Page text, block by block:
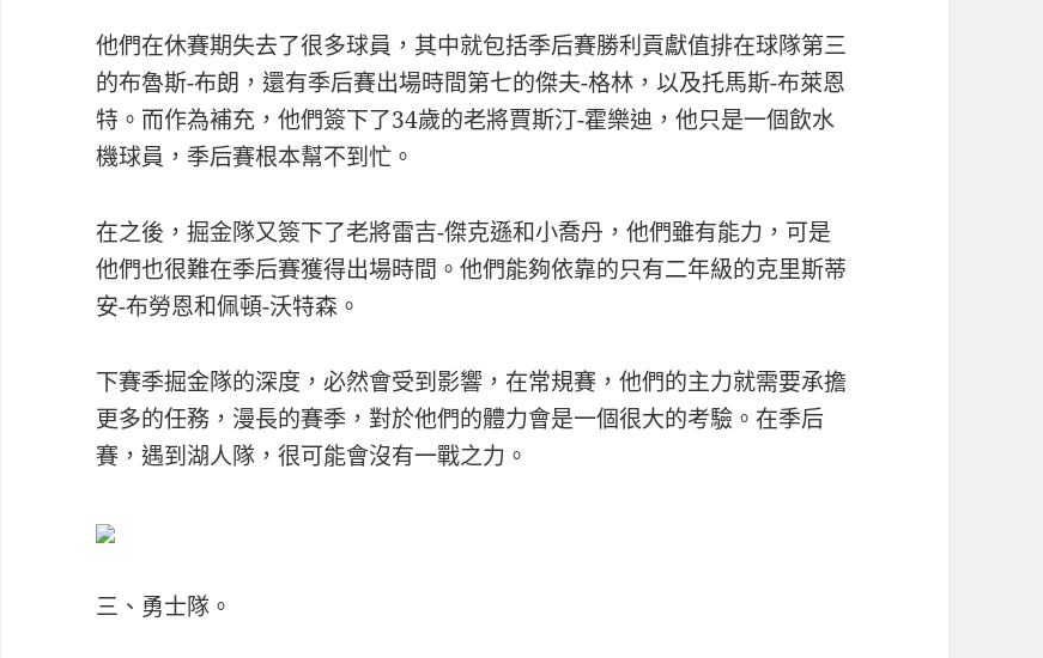
他們在休賽期失去了很多球員，其中就包括季后賽勝利貢獻值排在球隊第三
的布魯斯-布朗，還有季后賽出場時間第七的傑夫-格林，以及托馬斯-布萊恩
特。而作為補充，他們簽下了34歲的老將賈斯汀-霍樂迪，他只是一個飲水
機球員，季后賽根本幫不到忙。
在之後，掘金隊又簽下了老將雷吉-傑克遜和小喬丹，他們雖有能力，可是
他們也很難在季后賽獲得出場時間。他們能夠依靠的只有二年級的克里斯蒂
安-布勞恩和佩頓-沃特森。
下賽季掘金隊的深度，必然會受到影響，在常規賽，他們的主力就需要承擔
更多的任務，漫長的賽季，對於他們的體力會是一個很大的考驗。在季后
賽，遇到湖人隊，很可能會沒有一戰之力。
三、勇士隊。